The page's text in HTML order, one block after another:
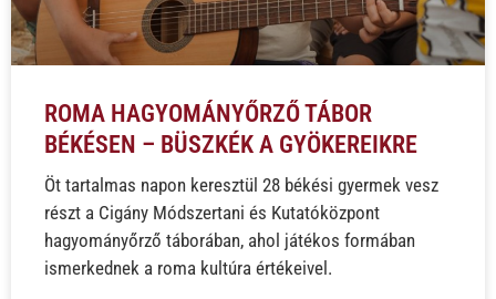
ROMA HAGYOMÁNYŐRZŐ TÁBOR
BÉKÉSEN – BÜSZKÉK A GYÖKEREIKRE
Öt tartalmas napon keresztül 28 békési gyermek vesz
részt a Cigány Módszertani és Kutatóközpont
hagyományőrző táborában, ahol játékos formában
ismerkednek a roma kultúra értékeivel.